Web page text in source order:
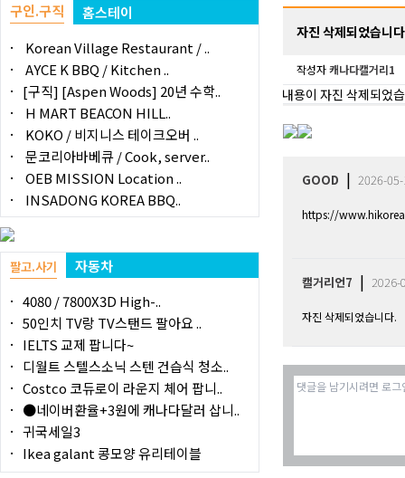
구인.구직
홈스테이
Korean Village Restaurant / ..
AYCE K BBQ / Kitchen ..
[구직] [Aspen Woods] 20년 수학..
H MART BEACON HILL..
KOKO / 비지니스 테이크오버 ..
문코리아바베큐 / Cook, server..
OEB MISSION Location ..
INSADONG KOREA BBQ..
팔고.사기
자동차
4080 / 7800X3D High-..
50인치 TV랑 TV스탠드 팔아요 ..
IELTS 교제 팝니다~
디월트 스텔스소닉 스텐 건습식 청소..
Costco 코듀로이 라운지 체어 팝니..
●네이버환율+3원에 캐나다달러 삽니..
귀국세일3
Ikea galant 콩모양 유리테이블
자진 삭제되었습니
작성자캐나다캘거리1
내용이 자진 삭제되었
GOOD |2026-
https://
캘거리언7 | 2026-
자진 삭제되었습니다.